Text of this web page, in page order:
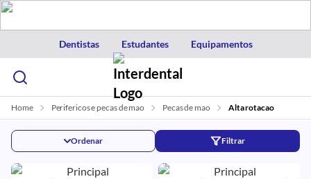
Dentistas Estudantes Equipamentos
Home Perifericos e pecas de mao Pecas de mao Alta rotacao
Filtrar
Ordenar